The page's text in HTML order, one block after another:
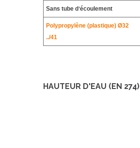
Sans tube dʼécoulement
Polypropylène (plastique) Ø32
../41
HAUTEUR D'EAU (EN 274)